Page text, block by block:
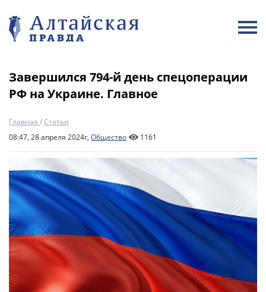
Завершился 794-й день спецоперации
РФ на Украине. Главное
Главная /Статьи
08:47, 28 апреля 2024г, Общество 1161